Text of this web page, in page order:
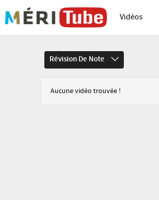
Vidéos
Révision De Note
Aucune vidéo trouvée !